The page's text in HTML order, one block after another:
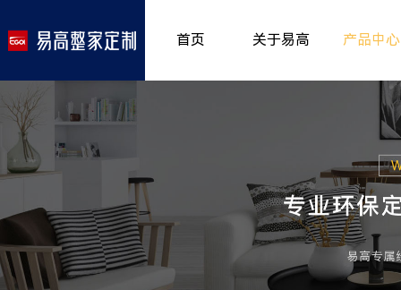
首页 关于易高
>
专卖形象 >
产品中心
室内非
儿童房
厨房空
餐厅空
客厅空
卧室空